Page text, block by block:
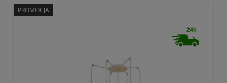
PROMOCJA